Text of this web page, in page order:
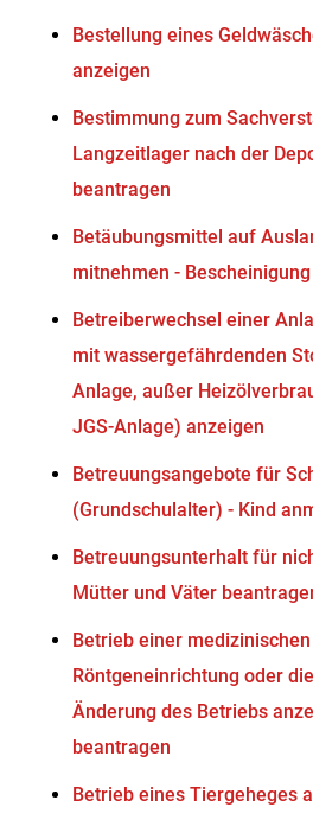
Bestellung eines
anzeigen
Bestimmung zum
Langzeitlager nach der
beantragen
Betäubungsmittel auf
mitnehmen -
Betreiberwechsel einer
mit wassergefährdenden
Anlage, außer
JGS-Anlage) anzeigen
Betreuungsangebote für
(Grundschulalter) - Kind
Betreuungsunterhalt für
Mütter und Väter
Betrieb einer medizinischen
Röntgeneinrichtung oder
Änderung des Betriebs
beantragen
Betrieb eines Tiergeheges